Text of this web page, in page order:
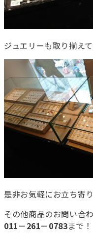
ジュエリーも取り揃え
是非お気軽にお立ち寄
その他商品のお問い合
011－261－0783まで！